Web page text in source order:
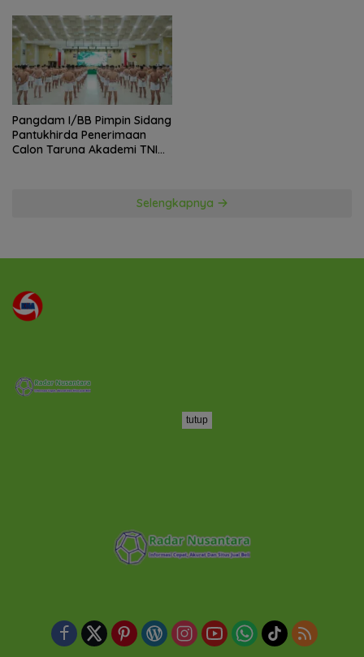
Pangdam I/BB Pimpin Sidang
Pantukhirda Penerimaan
Calon Taruna Akademi TNI
Selengkapnya
tutup